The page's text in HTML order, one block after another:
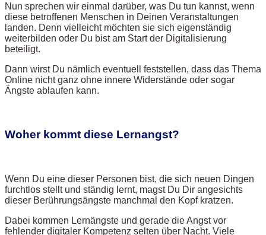
Nun sprechen wir einmal darüber, was Du tun kannst, wenn
diese betroffenen Menschen in Deinen Veranstaltungen
landen. Denn vielleicht möchten sie sich eigenständig
weiterbilden oder Du bist am Start der Digitalisierung
beteiligt.
Dann wirst Du nämlich eventuell feststellen, dass das Thema
Online nicht ganz ohne innere Widerstände oder sogar
Ängste ablaufen kann.
Woher kommt diese Lernangst?
Wenn Du eine dieser Personen bist, die sich neuen Dingen
furchtlos stellt und ständig lernt, magst Du Dir angesichts
dieser Berührungsängste manchmal den Kopf kratzen.
Dabei kommen Lernängste und gerade die Angst vor
fehlender digitaler Kompetenz selten über Nacht. Viele